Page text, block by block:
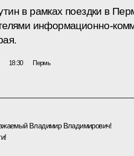
в рамках поездки в
информационно-
18:30 Пермь
Владимир Владимирович!